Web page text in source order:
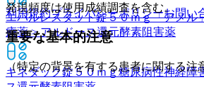
エパルレスタット錠５０ｍｇ「アメル
療薬 > アルドース還元酵素阻害薬
キネダック錠５０ｍｇ糖尿病性神経障
発現頻度は使用成績調査を含む。
重要な基本的注意
（特定の背景を有する患者に関する注
利用規約プライバシーポリシーお問い